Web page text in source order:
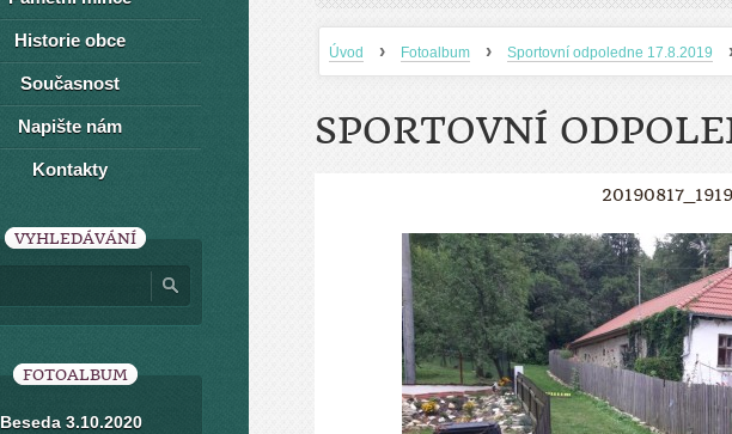
Úvod › Fotoalbum › Sportovní odpoledne 17.8.2019
SPORTOVNÍ
Historie obce
Současnost
Napište nám
Kontakty
VYHLEDÁVÁNÍ
FOTOALBUM
Beseda 3.10.2020